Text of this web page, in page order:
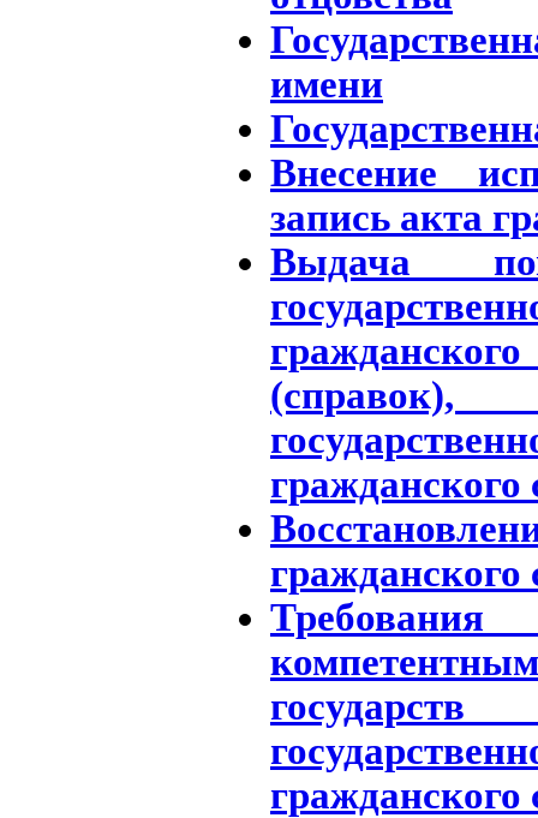
имени
Внесение
запись акта
Выдача
гражданского
гражданского
гражданского